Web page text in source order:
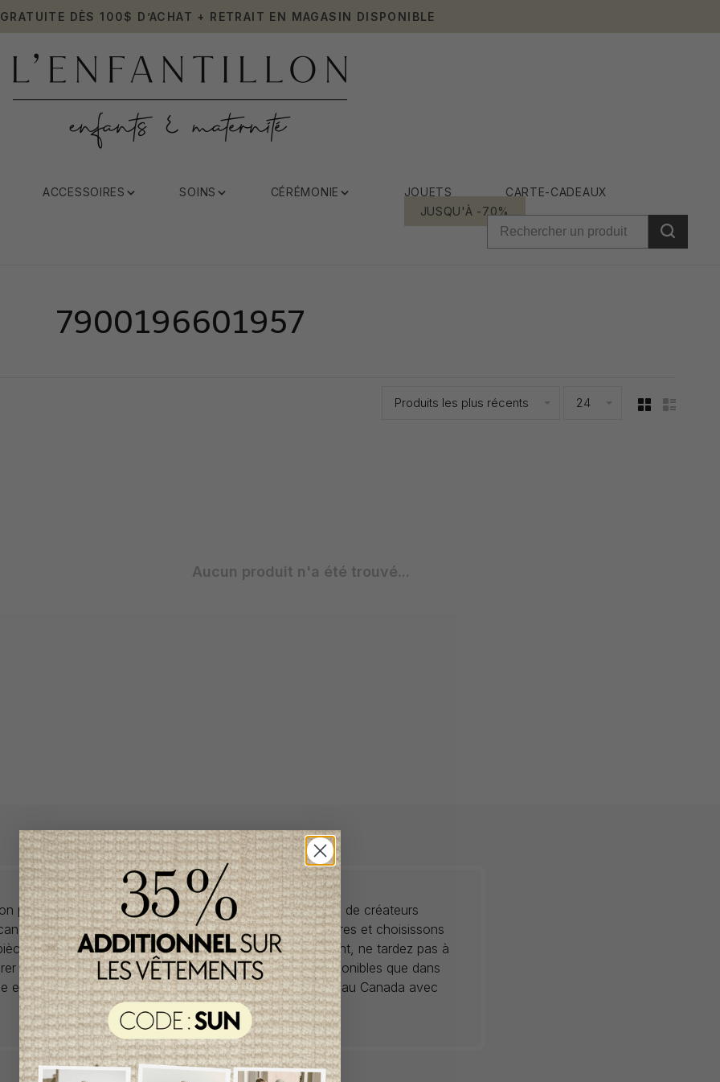
DÈS 100$ D’ACHAT + RETRAIT EN MAGASIN DISPONIBLE
ACCESSOIRES SOINS CÉRÉMONIE JOUETS
CARTE-CADEAUX
JUSQU'À -70%
7900196601957
Produits les plus récents 24
Aucun produit n'a été trouvé...
propose des collections pour de vêtements pour bébés de créateurs
à prix imbattables. Nous dénichons les perles rares et choisissons
de saisons en saisons. Si un vêtement vous convient, ne tardez pas à
car la plupart du temps, les articles offerts ne sont disponibles que dans
et en un seul exemplaire. Profitez de la livraison gratuite au Canada avec
tout achat de 100$ et plus avant taxes.